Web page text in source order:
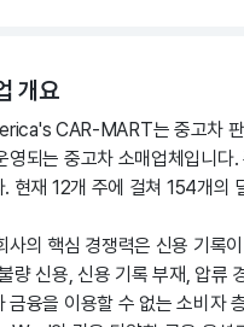
개요
CAR-MART는 중고차
영되는 중고차 소매업체입니다
. 현재 12개 주에 걸쳐 154개의
사의 핵심 경쟁력은 신용 기록
량 신용, 신용 기록 부재, 압류
금융을 이용할 수 없는 소비